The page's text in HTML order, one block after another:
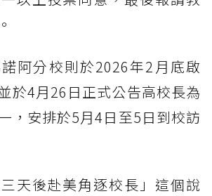
阿分校則於2026年2月底啟
於4月26日正式公告高校長為
，安排於5月4日至5日到校訪
天後赴美角逐校長」這個說